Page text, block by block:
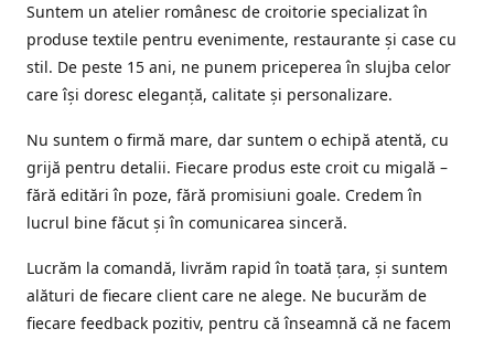
Suntem un atelier românesc de croitorie specializat în
produse textile pentru evenimente, restaurante și case cu
stil. De peste 15 ani, ne punem priceperea în slujba celor
care își doresc eleganță, calitate și personalizare.
Nu suntem o firmă mare, dar suntem o echipă atentă, cu
grijă pentru detalii. Fiecare produs este croit cu migală –
fără editări în poze, fără promisiuni goale. Credem în
lucrul bine făcut și în comunicarea sinceră.
Lucrăm la comandă, livrăm rapid în toată țara, și suntem
alături de fiecare client care ne alege. Ne bucurăm de
fiecare feedback pozitiv, pentru că înseamnă că ne facem